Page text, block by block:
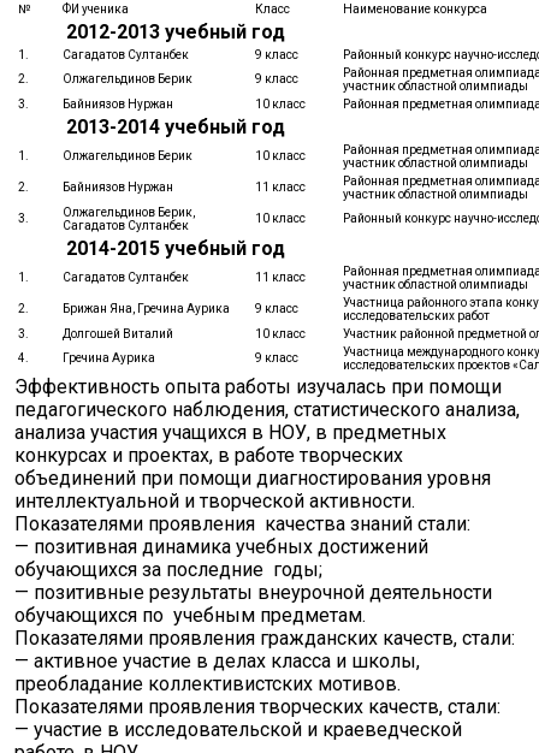
№ ФИ ученика Класс Наименование конкурса
2012-2013 учебный год
1. Сагадатов Султанбек 9 класс
Районный конкурс научно-
2.
Олжагельдинов Берик 9 класс
Районная предметная
участник областной олимпиады
3.
Байниязов Нуржан 10 класс Районная предметная
2013-2014 учебный год
1. Олжагельдинов Берик 10 класс
Районная предметная
участник областной олимпиады
2.
Байниязов Нуржан 11 класс
Районная предметная
участник областной олимпиады
3.
Олжагельдинов Берик,
Сагадатов Султанбек
10 класс Районный конкурс научно-
2014-2015 учебный год
1. Сагадатов Султанбек 11 класс
Районная предметная
участник областной олимпиады
2.
Брижан Яна, Гречина Аурика 9 класс
Участница районного этапа
исследовательских работ
3.
Долгошей Виталий 10 класс
Участник районной предметной
4.
Гречина Аурика 9 класс
Участница международного
исследовательских проектов
Эффективность опыта работы изучалась при помощи
педагогического наблюдения, статистического анализа,
анализа участия учащихся в НОУ, в предметных
конкурсах и проектах, в работе творческих
объединений при помощи диагностирования уровня
интеллектуальной и творческой активности.
Показателями проявления качества знаний стали:
— позитивная динамика учебных достижений
обучающихся за последние годы;
— позитивные результаты внеурочной деятельности
обучающихся по учебным предметам.
Показателями проявления гражданских качеств, стали:
— активное участие в делах класса и школы,
преобладание коллективистских мотивов.
Показателями проявления творческих качеств, стали:
— участие в исследовательской и краеведческой